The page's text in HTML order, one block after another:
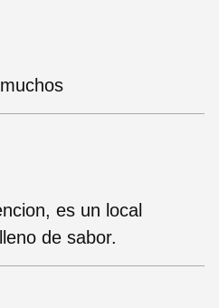
es un local
de sabor.